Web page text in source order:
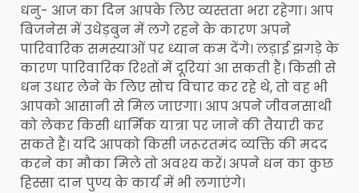
धनु- आज का दिन आपके लिए व्यस्तता भरा रहेगा। आप
बिजनेस में उधेड़बुन में लगे रहने के कारण अपने
पारिवारिक समस्याओं पर ध्यान कम देंगे। लड़ाई झगड़े के
कारण पारिवारिक रिश्तों में दूरियां आ सकती हैं। किसी से
धन उधार लेने के लिए सोच विचार कर रहे थे, तो वह भी
आपको आसानी से मिल जाएगा। आप अपने जीवनसाथी
को लेकर किसी धार्मिक यात्रा पर जाने की तैयारी कर
सकते हैं। यदि आपको किसी जरूरतमंद व्यक्ति की मदद
करने का मौका मिले तो अवश्य करें। अपने धन का कुछ
हिस्सा दान पुण्य के कार्य में भी लगाएंगे।